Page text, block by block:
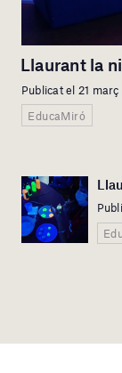
Llaurant la
Publicat el 21
EducaMiró